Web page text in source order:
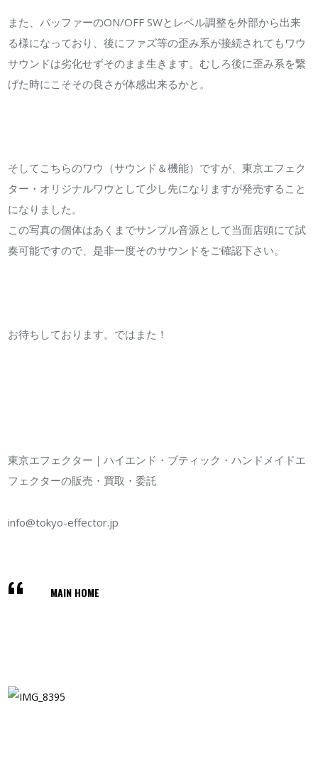
また、バッファーのON/OFF SWとレベル調整を外部から出来
る様になっており、後にファズ等の歪み系が接続されてもワウ
サウンドは劣化せずそのまま生きます。むしろ後に歪み系を繋
げた時にこそその良さが体感出来るかと。
そしてこちらのワウ（サウンド＆機能）ですが、東京エフェク
ター・オリジナルワウとして少し先になりますが発売すること
になりました。
この写真の個体はあくまでサンプル音源として当面店頭にて試
奏可能ですので、是非一度そのサウンドをご確認下さい。
お待ちしております。ではまた！
東京エフェクター｜ハイエンド・ブティック・ハンドメイドエ
フェクターの販売・買取・委託
info@tokyo-effector.jp
MAIN HOME